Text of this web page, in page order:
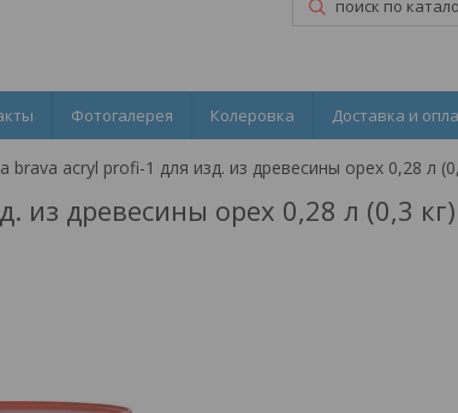
Фотогалерея Колеровка Доставка и
brava acryl profi-1 для изд. из древесины орех 0,28 л
из древесины орех 0,28 л (0,3 кг)